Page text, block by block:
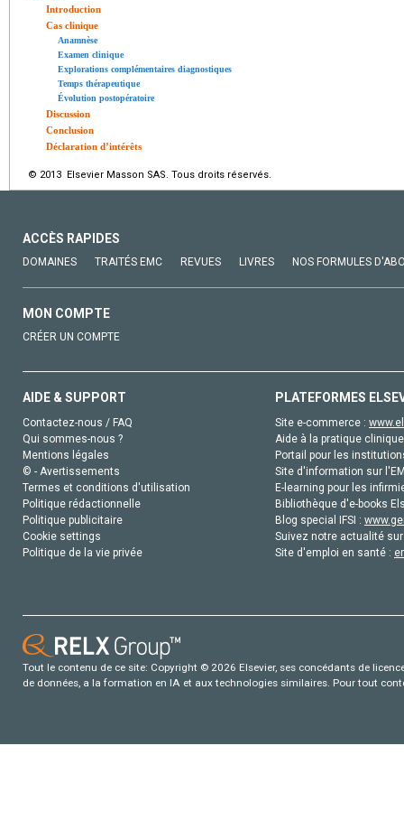
Introduction
Cas clinique
Anamnèse
Examen clinique
Explorations complémentaires diagnostiques
Temps thérapeutique
Évolution postopératoire
Discussion
Conclusion
Déclaration d’intérêts
© 2013 Elsevier Masson SAS. Tous droits réservés.
ACCÈS RAPIDES
DOMAINES TRAITÉS EMC REVUES LIVRES NOS FORMULES
MON COMPTE
CRÉER UN COMPTE
AIDE & SUPPORT
Contactez-nous / FAQ
Qui sommes-nous ?
Mentions légales
© - Avertissements
Termes et conditions d'utilisation
Politique rédactionnelle
Politique publicitaire
Cookie settings
Politique de la vie privée
PLATEFORMES
Site e-commerce :
Aide à la pratique
Portail pour les
Site d'information sur
E-learning pour les
Bibliothèque d'e-books
Blog special IFSI :
Suivez notre actualité
Site d'emploi en santé :
Tout le contenu de ce site: Copyright © 2026 Elsevier, ses concédants de
de données, a la formation en IA et aux technologies similaires. Pour tout